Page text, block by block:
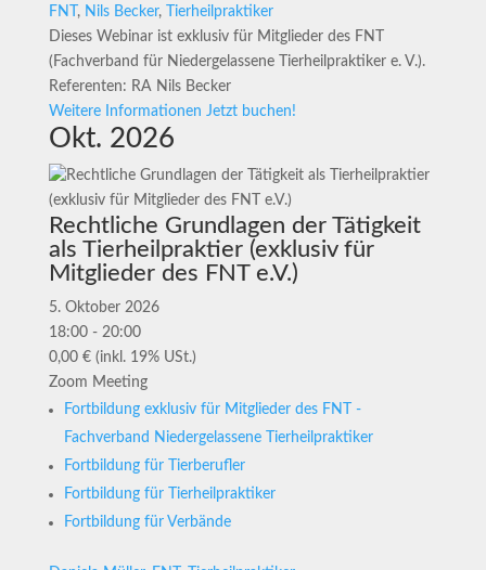
FNT , Nils Becker,
Tierheilpraktiker
Dieses Webinar ist exklusiv für Mitglieder des FNT
(Fachverband für Niedergelassene Tierheilpraktiker e. V.).
Referenten: RA Nils Becker
Weitere Informationen Jetzt buchen!
Okt. 2026
Rechtliche Grundlagen der Tätigkeit
als Tierheilpraktier (exklusiv für
Mitglieder des FNT e.V.)
5. Oktober 2026
18:00 - 20:00
0,00 € (inkl. 19% USt.)
Zoom Meeting
Fortbildung exklusiv für Mitglieder des FNT -
Fachverband Niedergelassene Tierheilpraktiker
Fortbildung für Tierberufler
Fortbildung für Tierheilpraktiker
Fortbildung für Verbände